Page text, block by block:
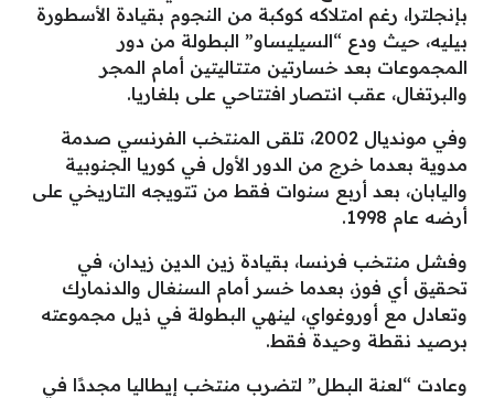
بإنجلترا، رغم امتلاكه كوكبة من النجوم بقيادة الأسطورة
بيليه، حيث ودع “السيليساو” البطولة من دور
المجموعات بعد خسارتين متتاليتين أمام المجر
والبرتغال، عقب انتصار افتتاحي على بلغاريا.
وفي مونديال 2002، تلقى المنتخب الفرنسي صدمة
مدوية بعدما خرج من الدور الأول في كوريا الجنوبية
واليابان، بعد أربع سنوات فقط من تتويجه التاريخي على
أرضه عام 1998.
وفشل منتخب فرنسا، بقيادة زين الدين زيدان، في
تحقيق أي فوز، بعدما خسر أمام السنغال والدنمارك
وتعادل مع أوروغواي، لينهي البطولة في ذيل مجموعته
برصيد نقطة وحيدة فقط.
وعادت “لعنة البطل” لتضرب منتخب إيطاليا مجددًا في